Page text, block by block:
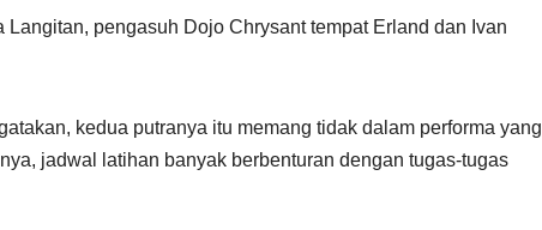
pengasuh Dojo Chrysant tempat Erland dan Ivan
kedua putranya itu memang tidak dalam performa yang
jadwal latihan banyak berbenturan dengan tugas-tugas